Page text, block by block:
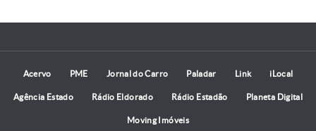
Acervo PME Jornal do Carro Paladar Link iLocal
Agência Estado Rádio Eldorado Rádio Estadão Planeta Digital
Moving Imóveis